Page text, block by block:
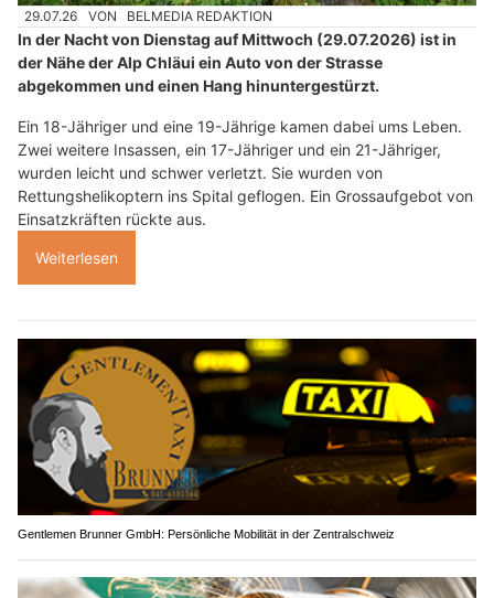
29.07.26 VON BELMEDIA REDAKTION
In der Nacht von Dienstag auf Mittwoch (29.07.2026) ist in
der Nähe der Alp Chläui ein Auto von der Strasse
abgekommen und einen Hang hinuntergestürzt.
Ein 18-Jähriger und eine 19-Jährige kamen dabei ums Leben.
Zwei weitere Insassen, ein 17-Jähriger und ein 21-Jähriger,
wurden leicht und schwer verletzt. Sie wurden von
Rettungshelikoptern ins Spital geflogen. Ein Grossaufgebot von
Einsatzkräften rückte aus.
Weiterlesen
Gentlemen Brunner GmbH: Persönliche Mobilität in der Zentralschweiz